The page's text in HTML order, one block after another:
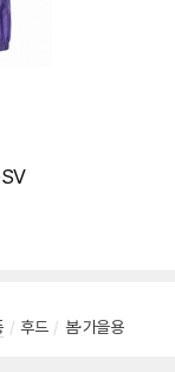
/ 후드 / 봄·가을용